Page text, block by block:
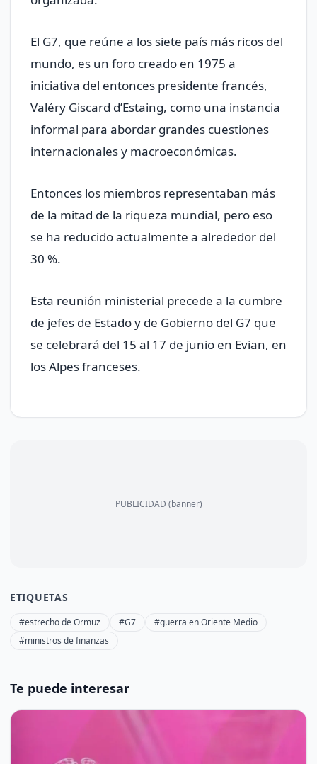
El G7, que reúne a los siete país más ricos del
mundo, es un foro creado en 1975 a
iniciativa del entonces presidente francés,
Valéry Giscard d’Estaing, como una instancia
informal para abordar grandes cuestiones
internacionales y macroeconómicas.
Entonces los miembros representaban más
de la mitad de la riqueza mundial, pero eso
se ha reducido actualmente a alrededor del
30 %.
Esta reunión ministerial precede a la cumbre
de jefes de Estado y de Gobierno del G7 que
se celebrará del 15 al 17 de junio en Evian, en
los Alpes franceses.
PUBLICIDAD (banner)
ETIQUETAS
#estrecho de Ormuz #G7
#guerra en Oriente Medio
#ministros de finanzas
Te puede interesar